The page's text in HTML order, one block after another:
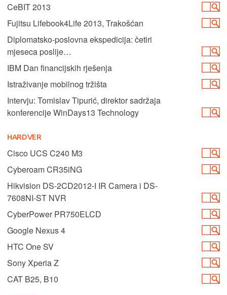
CeBIT 2013
Fujitsu Lifebook4Life 2013, Trakošćan
Diplomatsko-poslovna ekspedicija: četiri
mjeseca poslije…
IBM Dan financijskih rješenja
Istraživanje mobilnog tržišta
Intervju: Tomislav Tipurić, direktor sadržaja
konferencije WinDays13 Technology
HARDVER
Cisco UCS C240 M3
Cyberoam CR35iNG
Hikvision DS-2CD2012-I IR Camera i DS-
7608NI-ST NVR
CyberPower PR750ELCD
Google Nexus 4
HTC One SV
Sony Xperia Z
CAT B25, B10